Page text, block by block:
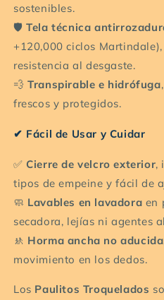
sostenibles.
🛡️Tela técnica
+120,000 ciclos
resistencia al desgaste.
💨Transpirable e hidrófuga
frescos y protegidos.
✔ Fácil de Usar y Cuidar
✅Cierre de velcro exterior,
tipos de empeine y fácil de
🧼 Lavables en lavadora en
secadora, lejías ni agentes
🚸 Horma ancha no aducida
movimiento en los dedos.
Los Paulitos Troquelados